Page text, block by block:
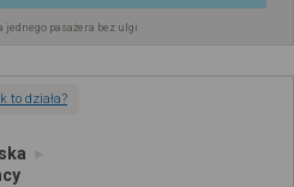
jednego pasażera bez ulgi
to działa?